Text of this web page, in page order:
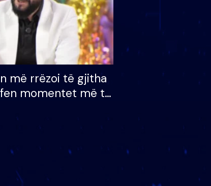
më rrëzoi të gjitha
momentet më të
kur…